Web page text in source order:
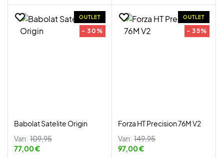
OUTLET
- 30%
Babolat Satelite Origin
Van: 109,95
77,00 €
OUTLET
- 35%
Forza HT Precision 76M V2
Van: 149,95
97,00 €